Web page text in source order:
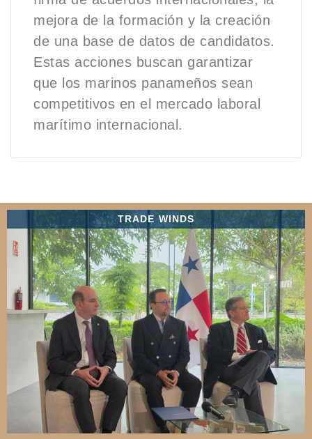
mejora de la formación y la creación
de una base de datos de candidatos.
Estas acciones buscan garantizar
que los marinos panameños sean
competitivos en el mercado laboral
marítimo internacional.
TRADE WINDS